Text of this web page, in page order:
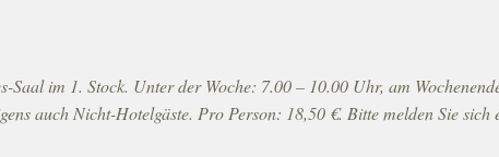
Saal im 1. Stock. Unter der Woche: 7.00 – 10.00 Uhr, am
auch Nicht-Hotelgäste. Pro Person: 18,50 €. Bitte melden Sie sich